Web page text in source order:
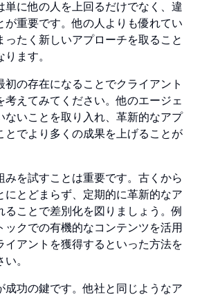
単に他の人を上回るだけでなく、違
が重要です。他の人よりも優れてい
ったく新しいアプローチを取ること
ます。
初の存在になることでクライアント
考えてみてください。他のエージェ
ないことを取り入れ、革新的なアプ
とでより多くの成果を上げることが
みを試すことは重要です。古くから
にとどまらず、定期的に革新的なア
ることで差別化を図りましょう。例
ックでの有機的なコンテンツを活用
イアントを獲得するといった方法を
。
成功の鍵です。他社と同じようなア